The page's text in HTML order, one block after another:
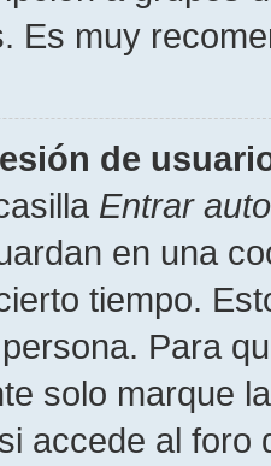
Es muy
de
Entrar
en una
tiempo.
Para
solo marque
accede al foro